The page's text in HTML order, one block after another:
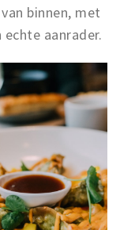
binnen, met
aanrader.